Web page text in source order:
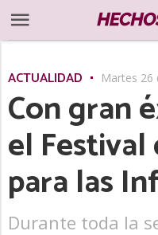
ACTUALIDAD Martes 26
Con gran
el
para las
Durante toda la